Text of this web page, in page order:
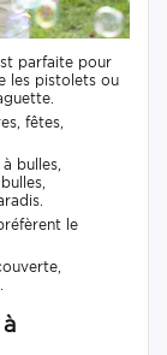
parfaite pour
les pistolets ou
fêtes,
bulles,
le